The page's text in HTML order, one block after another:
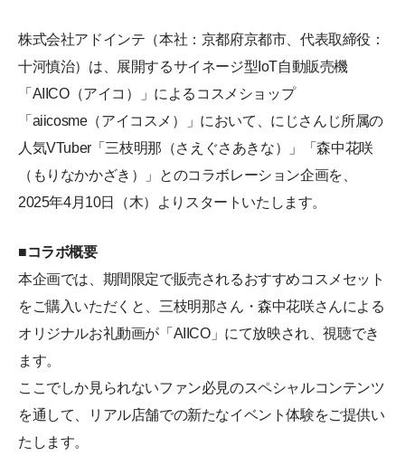
株式会社アドインテ（本社：京都府京都市、代表取締役：
十河慎治）は、展開するサイネージ型IoT自動販売機
「AIICO（アイコ）」によるコスメショップ
「aiicosme（アイコスメ）」において、にじさんじ所属の
人気VTuber「三枝明那（さえぐさあきな）」「森中花咲
（もりなかかざき）」とのコラボレーション企画を、
2025年4月10日（木）よりスタートいたします。
■コラボ概要
本企画では、期間限定で販売されるおすすめコスメセット
をご購入いただくと、三枝明那さん・森中花咲さんによる
オリジナルお礼動画が「AIICO」にて放映され、視聴でき
ます。
ここでしか見られないファン必見のスペシャルコンテンツ
を通して、リアル店舗での新たなイベント体験をご提供い
たします。